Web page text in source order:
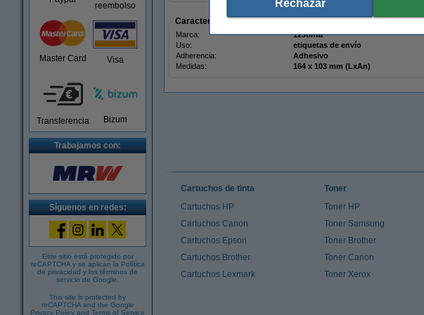
reembolso
Master Card Visa
Transferencia Bizum
Trabajamos con:
Síguenos en redes:
Este sitio está protegido por
reCAPTCHA y se aplican la Política
de privacidad y los términos de
servicio de Google
This site is protected by
reCAPTCHA and the Google
Privacy Policy and Terms of Service
Características
Marca: 123tinta
Uso:
etiquetas de envío
Adherencia:
Adhesivo
Medidas:
164 x 103 mm (LxAn)
Cartuchos de tinta
Cartuchos HP
Cartuchos Canon
Cartuchos Epson
Cartuchos Brother
Cartuchos Lexmark
Toner
Toner HP
Toner Samsung
Toner Brother
Toner Canon
Toner Xerox
Rechazar